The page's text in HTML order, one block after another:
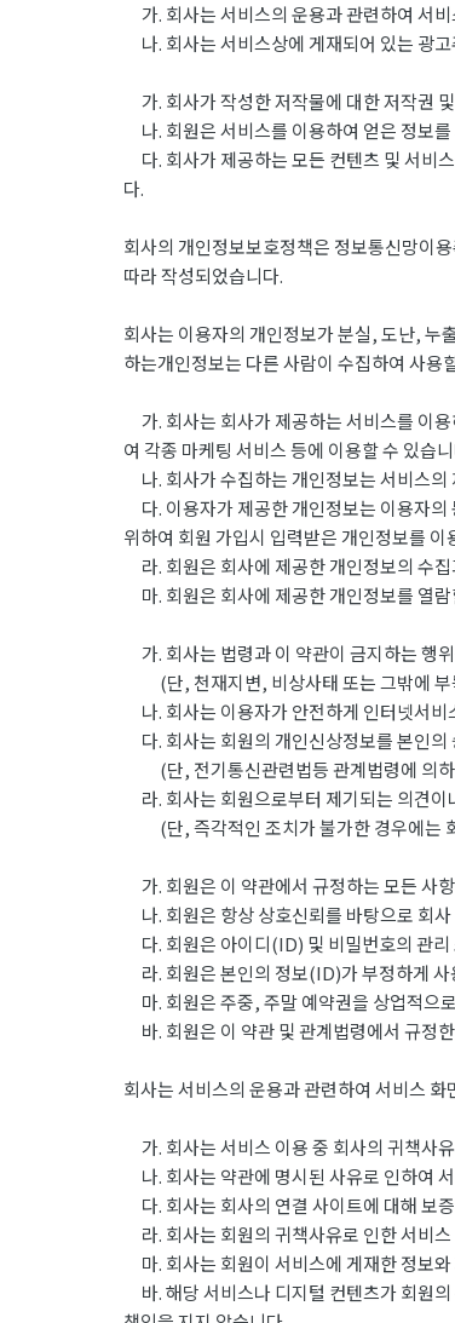
가. 회사는 서비스의 운용과 관련하여 서
나. 회사는 서비스상에 게재되어 있는 광
가. 회사가 작성한 저작물에 대한 저작권
나. 회원은 서비스를 이용하여 얻은 정보
다. 회사가 제공하는 모든 컨텐츠 및 서비
다.
회사의 개인정보보호정책은 정보통신망이
따라 작성되었습니다.
회사는 이용자의 개인정보가 분실, 도난, 누
하는개인정보는 다른 사람이 수집하여 사용
가. 회사는 회사가 제공하는 서비스를 이
여 각종 마케팅 서비스 등에 이용할 수 있습
나. 회사가 수집하는 개인정보는 서비스의
다. 이용자가 제공한 개인정보는 이용자의
위하여 회원 가입시 입력받은 개인정보를 이
라. 회원은 회사에 제공한 개인정보의 수
마. 회원은 회사에 제공한 개인정보를 열
가. 회사는 법령과 이 약관이 금지하는 행
(단, 천재지변, 비상사태 또는 그밖에 부
나. 회사는 이용자가 안전하게 인터넷서
다. 회사는 회원의 개인신상정보를 본인
(단, 전기통신관련법등 관계법령에 의하
라. 회사는 회원으로부터 제기되는 의견
(단, 즉각적인 조치가 불가한 경우에는
가. 회원은 이 약관에서 규정하는 모든 사
나. 회원은 항상 상호신뢰를 바탕으로 회
다. 회원은 아이디(ID) 및 비밀번호의 관
라. 회원은 본인의 정보(ID)가 부정하게
마. 회원은 주중, 주말 예약권을 상업적으
바. 회원은 이 약관 및 관계법령에서 규정
회사는 서비스의 운용과 관련하여 서비스
가. 회사는 서비스 이용 중 회사의 귀책사
나. 회사는 약관에 명시된 사유로 인하여
다. 회사는 회사의 연결 사이트에 대해 보
라. 회사는 회원의 귀책사유로 인한 서비
마. 회사는 회원이 서비스에 게재한 정보
바. 해당 서비스나 디지털 컨텐츠가 회원